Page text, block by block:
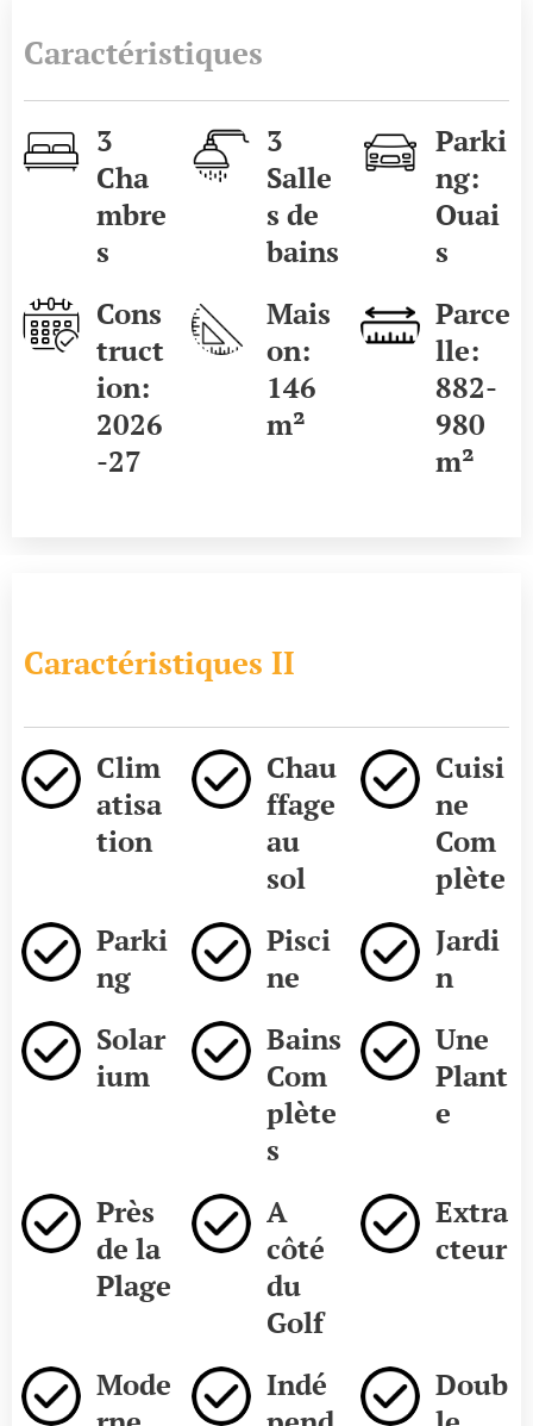
Caractéristiques
3
Cha
mbre
s
3
Salle
s de
bains
Parki
ng:
Ouai
s
Cons
truct
ion:
2026
-27
Mais
on:
146
m²
Parce
lle:
882-
980
m²
Caractéristiques II
Clim
atisa
tion
Chau
ffage
au
sol
Cuisi
ne
Com
plète
Parki
ng
Pisci
ne
Jardi
n
Solar
ium
Bains
Com
plète
s
Une
Plant
e
Près
de la
Plage
A
côté
du
Golf
Extra
cteur
Mode
Indé
Doub